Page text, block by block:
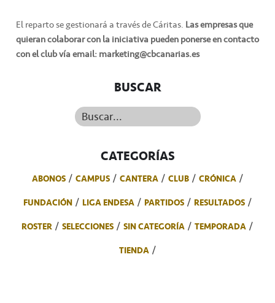
El reparto se gestionará a través de Cáritas. Las empresas que
quieran colaborar con la iniciativa pueden ponerse en contacto
con el club vía email: marketing@cbcanarias.es
BUSCAR
Buscar...
CATEGORÍAS
ABONOS CAMPUS CANTERA CLUB
CRÓNICA
FUNDACIÓN
LIGA ENDESA PARTIDOS
RESULTADOS
ROSTER
SELECCIONES SIN CATEGORÍA
TEMPORADA
TIENDA